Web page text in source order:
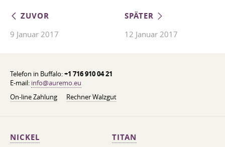
ZUVOR
9 Januar 2017
SPÄTER
12 Januar 2017
Telefon in Buffalo:+1 716 910 04 21
E-mail: info@auremo.eu
On-line Zahlung
Rechner Walzgut
NICKEL TITAN